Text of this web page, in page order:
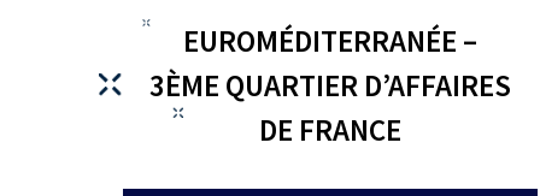
EUROMÉDITERRANÉE –
3ÈME QUARTIER D’AFFAIRES
DE FRANCE